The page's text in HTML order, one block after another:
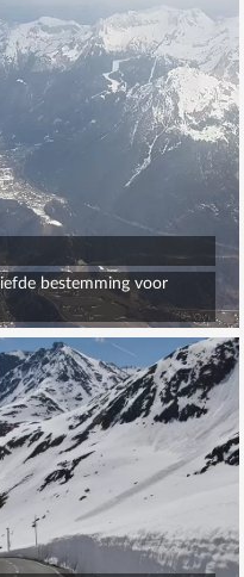
bestemming voor